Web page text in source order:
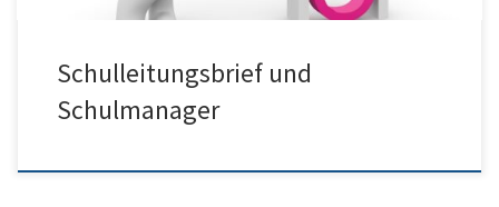
Schulleitungsbrief und
Schulmanager